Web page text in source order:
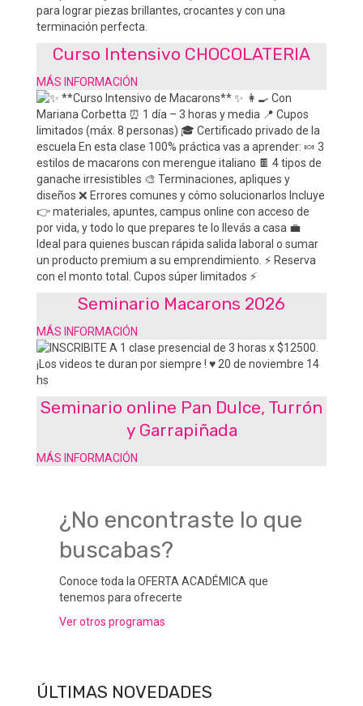
Curso Intensivo CHOCOLATERIA
MÁS INFORMACIÓN
Seminario Macarons 2026
MÁS INFORMACIÓN
Seminario online Pan Dulce, Turrón
y Garrapiñada
MÁS INFORMACIÓN
¿No encontraste lo que
buscabas?
Conoce toda la OFERTA ACADÉMICA que
tenemos para ofrecerte
Ver otros programas
ÚLTIMAS NOVEDADES